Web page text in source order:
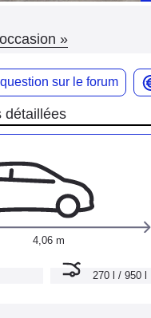
»
sur le forum
détaillées
4,06 m
270 l / 950 l